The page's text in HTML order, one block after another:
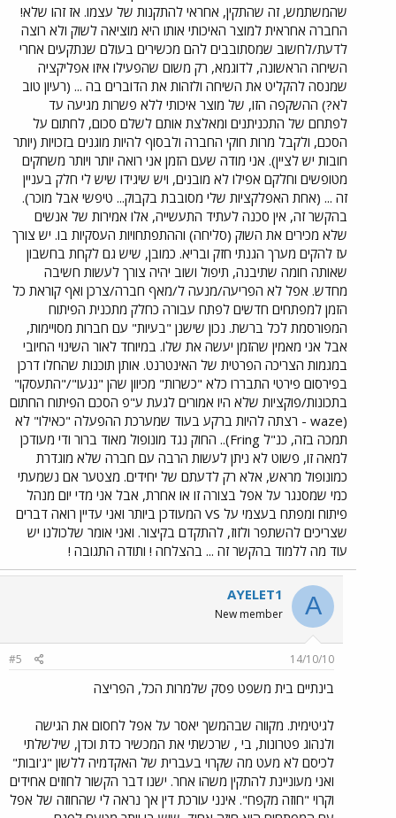
שהמשתמש, זה שהתקין, אחראי להתקנות של עצמו. אז זהו שלא!
החברה אחראית למוצר האיכותי אותו היא מוציאה לשוק ולא רוצה
לדעת/לחשוב שמסתובבים להם מכשירים בעולם שנתקעים אחרי
השיחה הראשונה, לדוגמא, רק משום שהפעילו איזו אפליקציה
שמנסה להקליט את השיחה ולזהות את הדוברים בה ... (רעיון טוב
לא?) ההשקפה הזו, של מוצר איכותי ללא פשרות מגיעה עד
לפתחם של התכניתנים ומאלצת אותם לשלם סכום, לחתום על
הסכם, ולקבל מרות חוקי החברה ולבסוף להיות מוגנים בזכויות (יותר
חובות יש לציין). אני מודה שעם הזמן אני רואה יותר ויותר משחקים
מטופשים וחלקם אפילו לא מובנים, ויש שיגידו שיש לי חלק בעניין
זה ... (אחת האפלקציות שלי מסובבת בקבוק... טיפשי אבל מוכר).
בהקשר זה, אין סכנה לעתיד התעשייה, אלו אמירות של אנשים
שלא מכירים את השוק (סליחה) וההתפתחויות העסקיות בו. יש צורך
עז להקים מערך הגנתי חזק ובריא. כמובן, שיש גם לקחת בחשבון
שאותה חומה שתיבנה, תיפול ושוב יהיה צורך לעשות חשיבה
מחדש. אפל לא הפריעה/מנעה ל/מאף חברה/צרכן ואף קוראת כל
הזמן למפתחים חדשים לפתח עבורה כחלק מתכנית הפיתוח
המפורסמת לכל ברשת. נכון שישנן "בעיות" עם חברות מסויימות,
אבל אני מאמין שהזמן יעשה את שלו. במיוחד לאור השינוי החיובי
במגמות הצריכה הפרטית של האינטרנט. אותן תוכנות שהחלו דרכן
בפירסום פירטי התבררו כלא "כשרות" מכיוון שהן "נגעו"/"התעסקו"
בתכונות/פוקציות שלא היו אמורים לגעת ע"פ הסכם הפיתוח החתום
(waze - רצתה להיות ברקע בעוד שמערכת ההפעלה "כאילו" לא
תמכה בזה, כנ"ל Fring).. החוק נגד מונופול מאוד ברור ודי מעודכן
למאה זו, פשוט לא ניתן לעשות הרבה עם חברה שלא מוגדרת
כמונופול מראש, אלא רק לדעתם של יחידים. מצטער אם נשמעתי
כמי שמסנגר על אפל בצורה זו או אחרת, אבל אני מדי יום מנהל
פיתוח ומפתח בעצמי על VS המעודכן ביותר ואני עדיין רואה דברים
שצריכים להשתפר ולזוז, להתקדם בקיצור. ואני אומר שלכולנו יש
עוד מה ללמוד בהקשר זה ... בהצלחה ! ותודה התגובה !
A
AYELET1
New member
14/10/10
#5
בינתיים בית משפט פסק שלמרות הכל, הפריצה
לגיטימית. מקווה שבהמשך יאסר על אפל לחסום את הגישה
ולנהוג פטרונות, בי , שרכשתי את המכשיר כדת וכדן, שילשלתי
לכיסם לא מעט מה שקרוי בעברית של האקדמיה ללשון "ג'ובות"
ואני מעוניינת להתקין משהו אחר. ישנו דבר הקשור לחוזים אחידים
וקרוי "חוזה מקפח". אינני עורכת דין אך נראה לי שהחוזה של אפל